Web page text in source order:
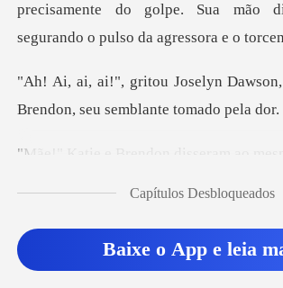
Sair
precisamente do golpe. Sua mão
n
Brendon
e Brendon dis
Capítulos Desbloqueados
Baixe o App e leia